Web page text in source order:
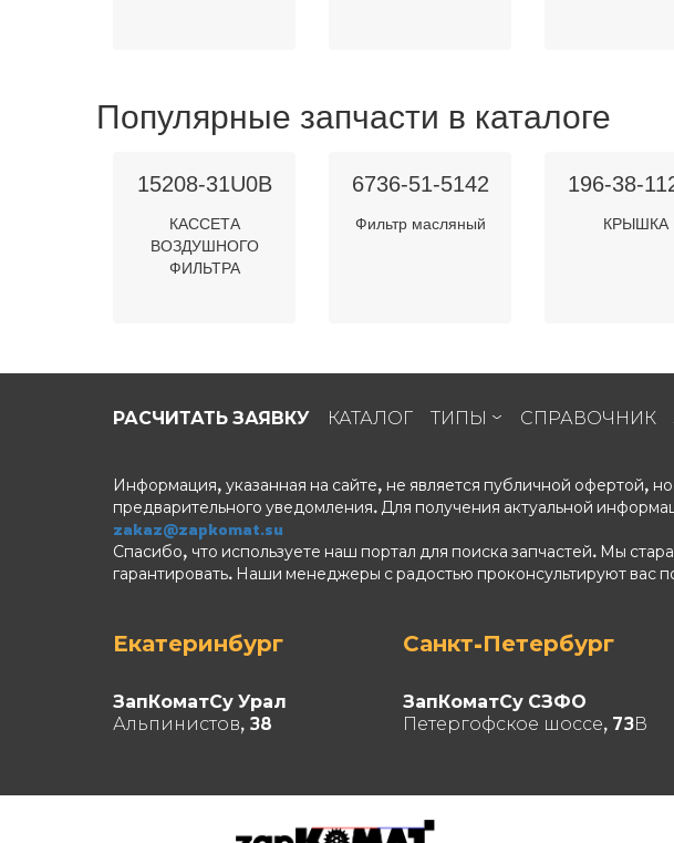
Популярные запчасти в каталоге
15208-31U0B
КАССЕТА
ВОЗДУШНОГО
ФИЛЬТРА
6736-51-5142
Фильтр масляный
196-38-
КРЫШКА
РАСЧИТАТЬ ЗАЯВКУ КАТАЛОГ ТИПЫ СПРАВОЧНИК
Информация, указанная на сайте, не является публичной офертой,
предварительного уведомления. Для получения актуальной
zakaz@zapkomat.su
Спасибо, что используете наш портал для поиска запчастей. Мы
гарантировать. Наши менеджеры с радостью проконсультируют вас
Екатеринбург
ЗапКоматСу Урал
Альпинистов, 38
Санкт-Петербург
ЗапКоматСу СЗФО
Петергофское шоссе, 73В